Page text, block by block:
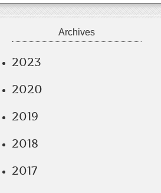
Archives
2023
2020
2019
2018
2017